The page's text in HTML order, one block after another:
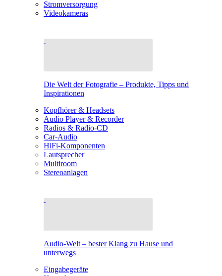
Stromversorgung
Videokameras
Die Welt der Fotografie – Produkte, Tipps und
Inspirationen
Kopfhörer & Headsets
Audio Player & Recorder
Radios & Radio-CD
Car-Audio
HiFi-Komponenten
Lautsprecher
Multiroom
Stereoanlagen
Audio-Welt – bester Klang zu Hause und
unterwegs
Eingabegeräte